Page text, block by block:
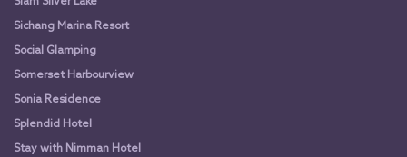
Sichang Marina Resort
Social Glamping
Somerset Harbourview
Sonia Residence
Splendid Hotel
Stay with Nimman Hotel